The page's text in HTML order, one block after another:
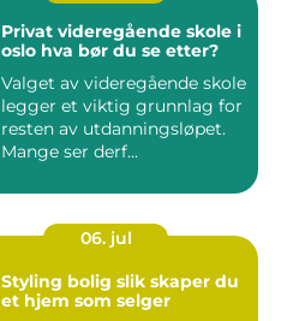
Privat videregående skole i
oslo hva bør du se etter?
Valget av videregående skole
legger et viktig grunnlag for
resten av utdanningsløpet.
Mange ser derf...
06. jul
Styling bolig slik skaper du
et hjem som selger